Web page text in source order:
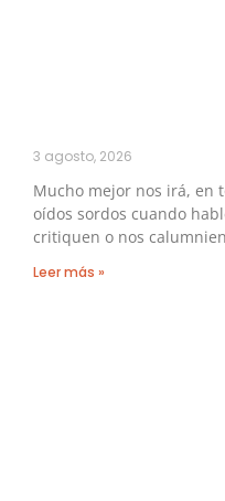
3 agosto, 2026
Mucho mejor nos irá, en
oídos sordos cuando
critiquen o nos
Leer más »